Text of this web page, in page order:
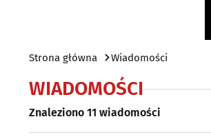
Strona główna Wiadomości
WIADOMOŚCI
Znaleziono 11 wiadomości